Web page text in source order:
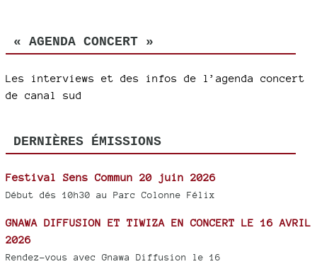
« AGENDA CONCERT »
Les interviews et des infos de l’agenda concert
de canal sud
DERNIÈRES ÉMISSIONS
Festival Sens Commun 20 juin 2026
Début dés 10h30 au Parc Colonne Félix
GNAWA DIFFUSION ET TIWIZA EN CONCERT LE 16 AVRIL
2026
Rendez-vous avec Gnawa Diffusion le 16